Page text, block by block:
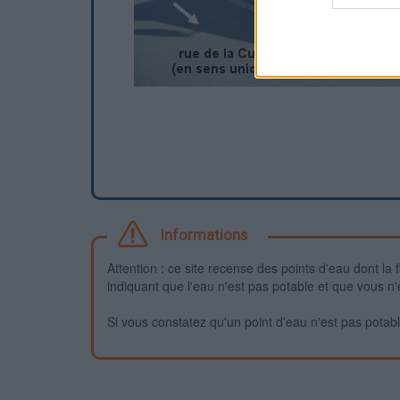
Informations
Attention : ce site recense des points d'eau dont
indiquant que l'eau n'est pas potable et que vous
Si vous constatez qu'un point d'eau n'est pas